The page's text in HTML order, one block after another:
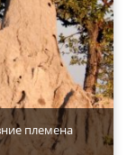
племена